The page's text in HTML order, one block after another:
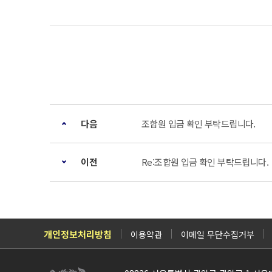
다음 조합원 입금 확인 부탁드립니다.
이전 Re:조합원 입금 확인 부탁드립니다.
개인정보처리방침 이용약관 이메일 무단수집거부